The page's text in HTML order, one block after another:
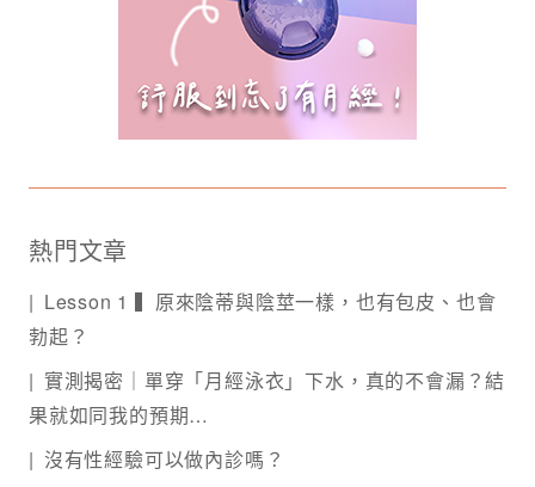
熱門文章
Lesson 1 ▍原來陰蒂與陰莖一樣，也有包皮、也會
勃起？
實測揭密｜單穿「月經泳衣」下水，真的不會漏？結
果就如同我的預期…
沒有性經驗可以做內診嗎？